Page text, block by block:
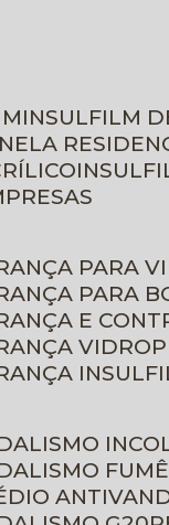
INSULFILM
PARA
PARA
E
VIDRO
FUMÊ